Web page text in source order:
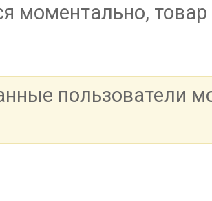
моментально,
пользователи